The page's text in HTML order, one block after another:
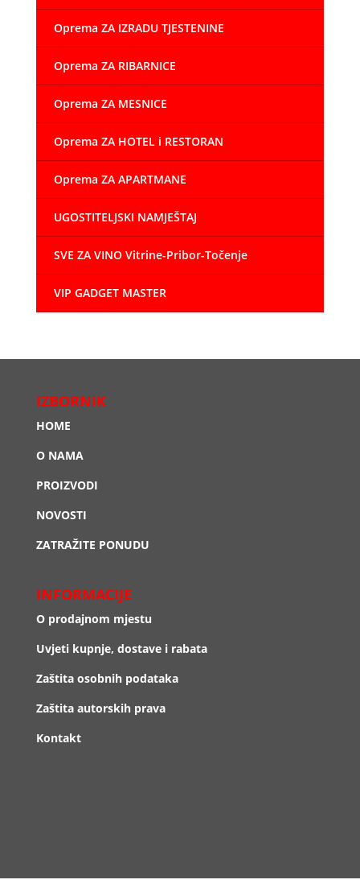
Oprema ZA IZRADU TJESTENINE
Oprema ZA RIBARNICE
Oprema ZA MESNICE
Oprema ZA HOTEL i RESTORAN
Oprema ZA APARTMANE
UGOSTITELJSKI NAMJEŠTAJ
SVE ZA VINO Vitrine-Pribor-Točenje
VIP GADGET MASTER
IZBORNIK
HOME
O NAMA
PROIZVODI
NOVOSTI
ZATRAŽITE PONUDU
INFORMACIJE
O prodajnom mjestu
Uvjeti kupnje, dostave i rabata
Zaštita osobnih podataka
Zaštita autorskih prava
Kontakt